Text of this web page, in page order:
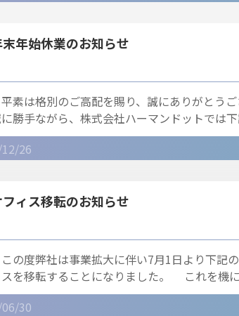
年始休業のお知らせ
は格別のご高配を賜り、誠にありがとうご
勝手ながら、株式会社ハーマンドットでは
年始休業とさせていただきます。
26
ィス移転のお知らせ
度弊社は事業拡大に伴い7月1日より下記
を移転することになりました。 これを機
期待に添えますよう、一層の努力を
30